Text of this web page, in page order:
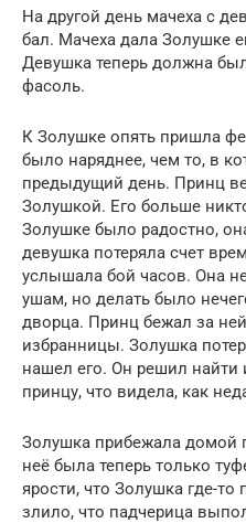
На другой день мачеха с
бал. Мачеха дала Золушке
Девушка теперь должна
фасоль.
К Золушке опять пришла
было наряднее, чем то, в
предыдущий день. Принц
Золушкой. Его больше
Золушке было радостно,
девушка потеряла счет
услышала бой часов. Она
ушам, но делать было
дворца. Принц бежал за
избранницы. Золушка
нашел его. Он решил найти
принцу, что видела, как
Золушка прибежала домой
неё была теперь только
ярости, что Золушка где-
злило, что падчерица